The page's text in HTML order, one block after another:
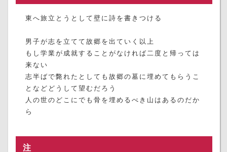
東へ旅立とうとして壁に詩を書きつける
男子が志を立てて故郷を出ていく以上
もし学業が成就することがなければ二度と帰っては
来ない
志半ばで斃れたとしても故郷の墓に埋めてもらうこ
となどどうして望むだろう
人の世のどこにでも骨を埋めるべき山はあるのだか
ら
注